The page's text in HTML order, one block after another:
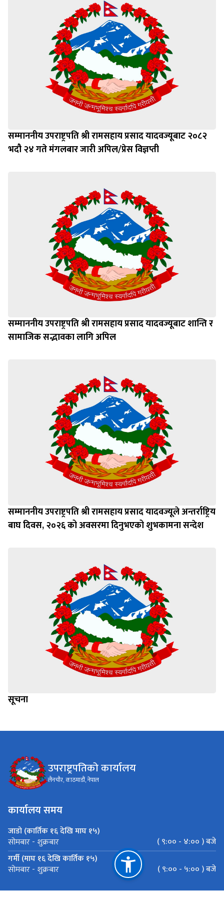
सम्माननीय उपराष्ट्रपति श्री रामसहाय प्रसाद यादवज्यूबाट २०८२
भदौ २४ गते मंगलबार जारी अपिल/प्रेस विज्ञप्ती
सम्माननीय उपराष्ट्रपति श्री रामसहाय प्रसाद यादवज्यूबाट शान्ति र
सामाजिक सद्भावका लागि अपिल
सम्माननीय उपराष्ट्रपति श्री रामसहाय प्रसाद यादवज्यूले अन्तर्राष्ट्रिय
बाघ दिवस, २०२६ को अवसरमा दिनुभएको शुभकामना सन्देश
सूचना
उपराष्ट्रपतिको कार्यालय
लैनचौर, काठमाडौं, नेपाल
कार्यालय समय
जाडो (कार्तिक १६ देखि माघ १५)
सोमबार - शुक्रबार
( ९:०० - ४:०० ) बजे
गर्मी (माघ १६ देखि कार्तिक १५)
सोमबार - शुक्रबार ( ९:०० - ५:०० ) बजे